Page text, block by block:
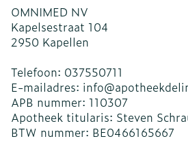
OMNIMED NV
Kapelsestraat 104
2950 Kapellen
Telefoon: 037550711
E-mailadres: info@
APB nummer: 110307
Apotheek titularis: Steven
BTW nummer: BE0466165667